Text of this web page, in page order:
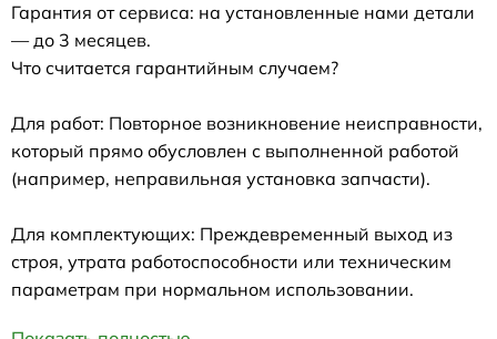
Гарантия от сервиса: на установленные нами детали
— до 3 месяцев.
Что считается гарантийным случаем?
Для работ: Повторное возникновение неисправности,
который прямо обусловлен с выполненной работой
(например, неправильная установка запчасти).
Для комплектующих: Преждевременный выход из
строя, утрата работоспособности или техническим
параметрам при нормальном использовании.